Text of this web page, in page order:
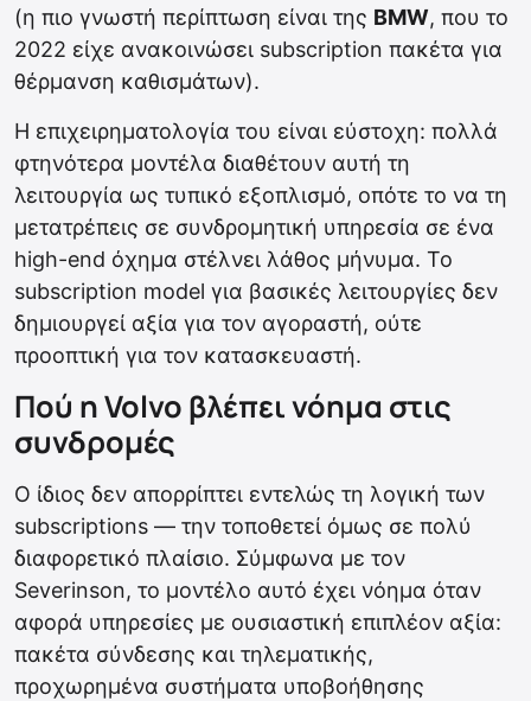
(η πιο γνωστή περίπτωση είναι της BMW, που το
2022 είχε ανακοινώσει subscription πακέτα για
θέρμανση καθισμάτων).
Η επιχειρηματολογία του είναι εύστοχη: πολλά
φτηνότερα μοντέλα διαθέτουν αυτή τη
λειτουργία ως τυπικό εξοπλισμό, οπότε το να τη
μετατρέπεις σε συνδρομητική υπηρεσία σε ένα
high-end όχημα στέλνει λάθος μήνυμα. Το
subscription model για βασικές λειτουργίες δεν
δημιουργεί αξία για τον αγοραστή, ούτε
προοπτική για τον κατασκευαστή.
Πού η Volvo βλέπει νόημα στις
συνδρομές
Ο ίδιος δεν απορρίπτει εντελώς τη λογική των
subscriptions — την τοποθετεί όμως σε πολύ
διαφορετικό πλαίσιο. Σύμφωνα με τον
Severinson, το μοντέλο αυτό έχει νόημα όταν
αφορά υπηρεσίες με ουσιαστική επιπλέον αξία:
πακέτα σύνδεσης και τηλεματικής,
προχωρημένα συστήματα υποβοήθησης